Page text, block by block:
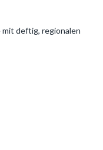
deftig, regionalen